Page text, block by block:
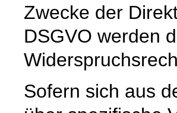
Zwecke der
DSGVO werden
Sofern sich aus